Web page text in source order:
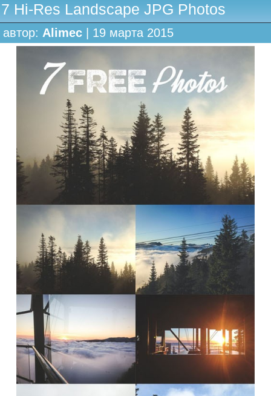
7 Hi-Res Landscape JPG Photos
автор: Alimec | 19 марта 2015